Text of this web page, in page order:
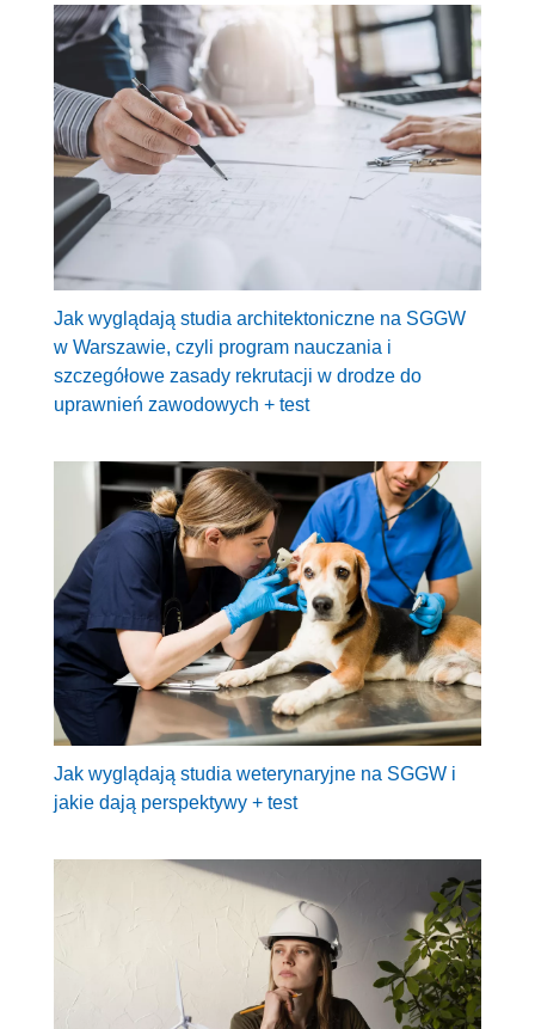
Jak wyglądają studia architektoniczne na SGGW
w Warszawie, czyli program nauczania i
szczegółowe zasady rekrutacji w drodze do
uprawnień zawodowych + test
Jak wyglądają studia weterynaryjne na SGGW i
jakie dają perspektywy + test